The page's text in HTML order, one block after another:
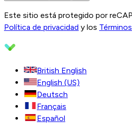
Este sitio está protegido por
Política de privacidad y los
British English
English (US)
Deutsch
Français
Español